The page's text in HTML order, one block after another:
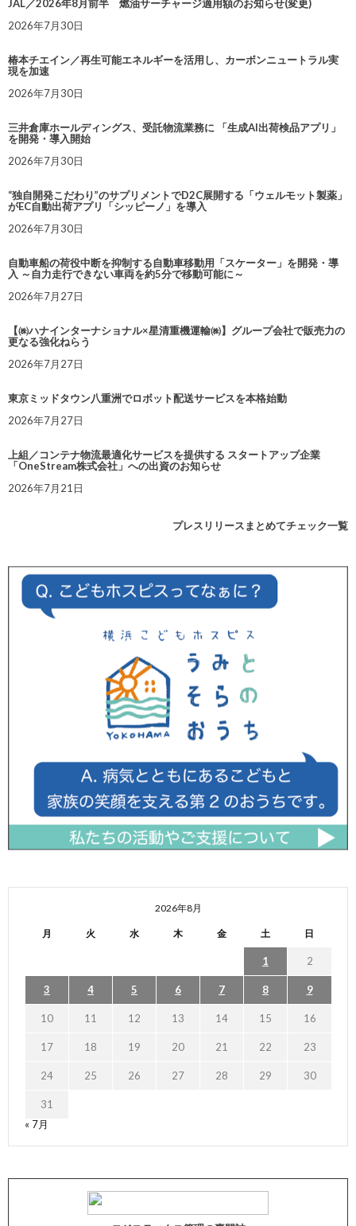
JAL／2026年8月前半 燃油サーチャージ適用額のお知らせ(変更)
2026年7月30日
椿本チエイン／再生可能エネルギーを活用し、カーボンニュートラル実
現を加速
2026年7月30日
三井倉庫ホールディングス、受託物流業務に 「生成AI出荷検品アプリ」
を開発・導入開始
2026年7月30日
“独自開発こだわり”のサプリメントでD2C展開する「ウェルモット製薬」
がEC自動出荷アプリ「シッピーノ」を導入
2026年7月30日
自動車船の荷役中断を抑制する自動車移動用「スケーター」を開発・導
入 ～自力走行できない車両を約5分で移動可能に～
2026年7月27日
【㈱ハナインターナショナル×星清重機運輸㈱】グループ会社で販売力の
更なる強化ねらう
2026年7月27日
東京ミッドタウン八重洲でロボット配送サービスを本格始動
2026年7月27日
上組／コンテナ物流最適化サービスを提供する スタートアップ企業
「OneStream株式会社」への出資のお知らせ
2026年7月21日
プレスリリースまとめてチェック一覧
2026年8月
月 火 水 木 金 土 日
1 2
3 4 5 6 7 8 9
10 11 12 13 14 15 16
17 18 19 20 21 22 23
24 25 26 27 28 29 30
31
« 7月